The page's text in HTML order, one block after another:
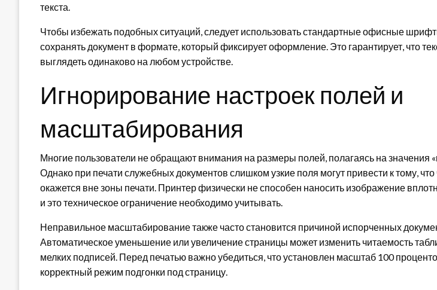
текста.
Чтобы избежать подобных ситуаций, следует использовать стандартные офисные
сохранять документ в формате, который фиксирует оформление. Это гарантирует, что
выглядеть одинаково на любом устройстве.
Игнорирование настроек полей и
масштабирования
Многие пользователи не обращают внимания на размеры полей, полагаясь на значения
Однако при печати служебных документов слишком узкие поля могут привести к тому, что
окажется вне зоны печати. Принтер физически не способен наносить изображение
и это техническое ограничение необходимо учитывать.
Неправильное масштабирование также часто становится причиной испорченных
Автоматическое уменьшение или увеличение страницы может изменить читаемость
мелких подписей. Перед печатью важно убедиться, что установлен масштаб 100
корректный режим подгонки под страницу.